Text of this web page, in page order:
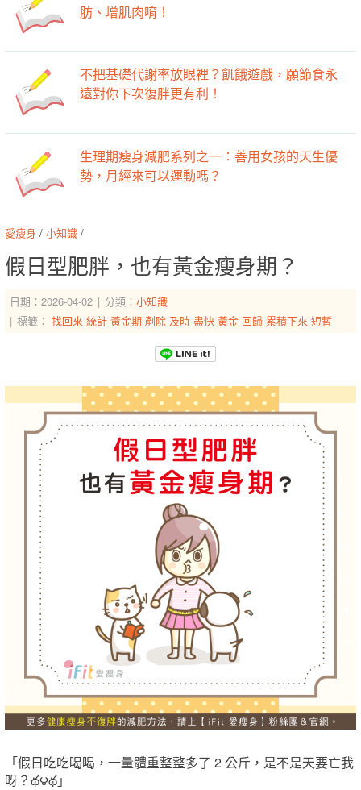
肪、增肌肉唷！
不把基礎代謝率放眼裡？飢餓遊戲，願節食永
遠對你下次復胖更有利！
生理期瘦身減肥系列之一：善用女孩的天生優
勢，月經來可以運動嗎？
愛瘦身 / 小知識 /
假日型肥胖，也有黃金瘦身期？
日期：2026-04-02 分類： 小知識
標籤： 找回來 統計 黃金期 剷除 及時 盡快 黃金 回歸 累積下來 短暫
「假日吃吃喝喝，一量體重整整多了 2 公斤，是不是天要亡我
呀？థ౪థ」